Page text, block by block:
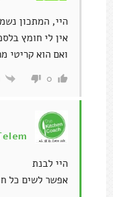
היי, המתכון
אין לי חומץ
ואם הוא קריטי
0
היי לבנת
אפשר לשים כל